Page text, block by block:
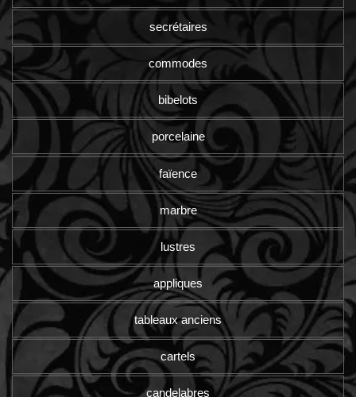
secrétaires
commodes
bibelots
porcelaine
faïence
marbre
lustres
appliques
tableaux anciens
cartels
candelabres